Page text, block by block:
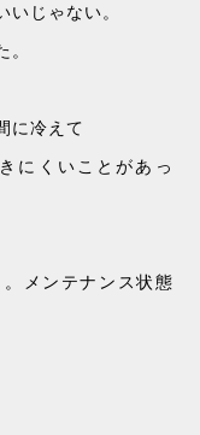
じゃない。
。
に冷えて
にくいことがあっ
メンテナンス状態